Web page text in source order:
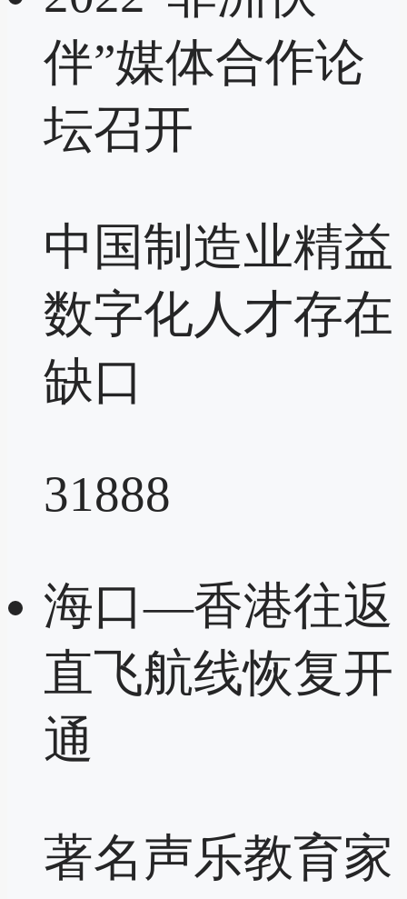
伴”媒体合作论
坛召开
中国制造业精益
数字化人才存在
缺口
31888
海口—香港往返
直飞航线恢复开
通
著名声乐教育家